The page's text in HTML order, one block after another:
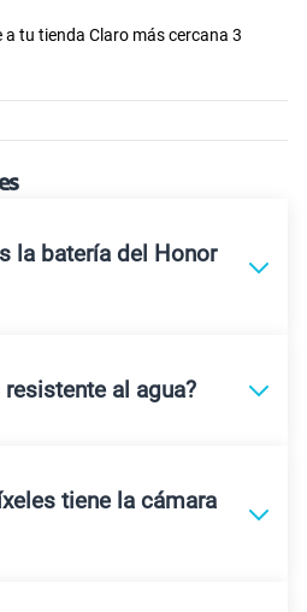
a tu tienda Claro más cercana 3
la batería del Honor
al agua?
tiene la cámara